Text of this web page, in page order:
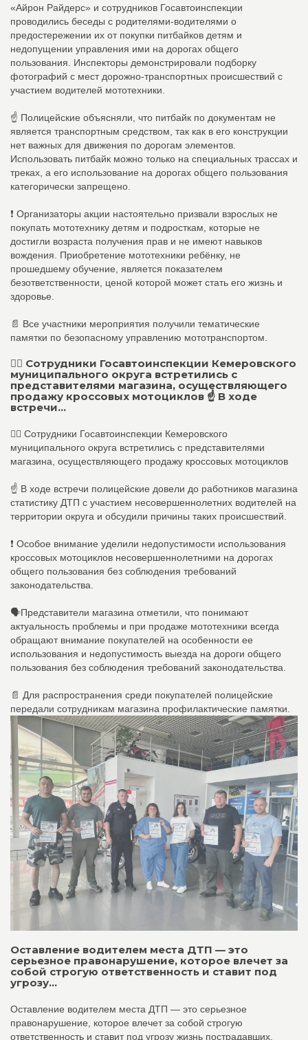
«Айрон Райдерс» и сотрудников Госавтоинспекции
проводились беседы с родителями-водителями о
предостережении их от покупки питбайков детям и
недопущении управления ими на дорогах общего
пользования. Инспекторы демонстрировали подборку
фотографий с мест дорожно-транспортных происшествий с
участием водителей мототехники.
☝ Полицейские объясняли, что питбайк по документам не
является транспортным средством, так как в его конструкции
нет важных для движения по дорогам элементов.
Использовать питбайк можно только на специальных трассах и
треках, а его использование на дорогах общего пользования
категорически запрещено.
❗️ Организаторы акции настоятельно призвали взрослых не
покупать мототехнику детям и подросткам, которые не
достигли возраста получения прав и не имеют навыков
вождения. Приобретение мототехники ребёнку, не
прошедшему обучение, является показателем
безответственности, ценой которой может стать его жизнь и
здоровье.
📄 Все участники мероприятия получили тематические
памятки по безопасному управлению мототранспортом.
👮‍♂ Сотрудники Госавтоинспекции Кемеровского
муниципального округа встретились с
представителями магазина, осуществляющего
продажу кроссовых мотоциклов ☝ В ходе
встречи...
👮‍♂ Сотрудники Госавтоинспекции Кемеровского
муниципального округа встретились с представителями
магазина, осуществляющего продажу кроссовых мотоциклов
☝ В ходе встречи полицейские довели до работников магазина
статистику ДТП с участием несовершеннолетних водителей на
территории округа и обсудили причины таких происшествий.
❗️ Особое внимание уделили недопустимости использования
кроссовых мотоциклов несовершеннолетними на дорогах
общего пользования без соблюдения требований
законодательства.
🗣Представители магазина отметили, что понимают
актуальность проблемы и при продаже мототехники всегда
обращают внимание покупателей на особенности ее
использования и недопустимость выезда на дороги общего
пользования без соблюдения требований законодательства.
📄 Для распространения среди покупателей полицейские
передали сотрудникам магазина профилактические памятки.
Оставление водителем места ДТП — это
серьезное правонарушение, которое влечет за
собой строгую ответственность и ставит под
угрозу...
Оставление водителем места ДТП — это серьезное
правонарушение, которое влечет за собой строгую
ответственность и ставит под угрозу жизнь пострадавших.